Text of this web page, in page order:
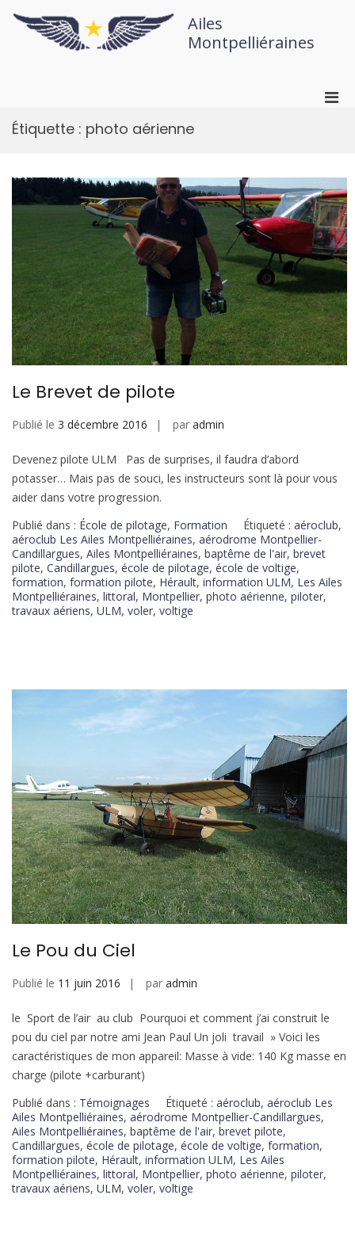
Ailes
Montpelliéraines
Étiquette : photo aérienne
Le Brevet de pilote
Publié le 3 décembre 2016 par admin
Devenez pilote ULM Pas de surprises, il faudra d’abord
potasser… Mais pas de souci, les instructeurs sont là pour vous
aider dans votre progression.
Publié dans : École de pilotage, Formation Étiqueté : aéroclub,
aéroclub Les Ailes Montpelliéraines, aérodrome Montpellier-
Candillargues, Ailes Montpelliéraines, baptême de l'air, brevet
pilote, Candillargues, école de pilotage, école de voltige,
formation, formation pilote, Hérault, information ULM, Les Ailes
Montpelliéraines, littoral, Montpellier, photo aérienne, piloter,
travaux aériens, ULM, voler, voltige
Le Pou du Ciel
Publié le 11 juin 2016 par admin
le Sport de l’air au club Pourquoi et comment j’ai construit le
pou du ciel par notre ami Jean Paul Un joli travail » Voici les
caractéristiques de mon appareil: Masse à vide: 140 Kg masse en
charge (pilote +carburant)
Publié dans : Témoignages Étiqueté : aéroclub, aéroclub Les
Ailes Montpelliéraines, aérodrome Montpellier-Candillargues,
Ailes Montpelliéraines, baptême de l'air, brevet pilote,
Candillargues, école de pilotage, école de voltige, formation,
formation pilote, Hérault, information ULM, Les Ailes
Montpelliéraines, littoral, Montpellier, photo aérienne, piloter,
travaux aériens, ULM, voler, voltige